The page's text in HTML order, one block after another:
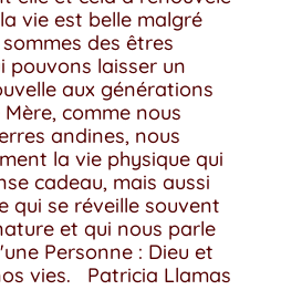
vie est belle malgré
des êtres
laisser un
aux générations
comme nous
andines, nous
la vie physique qui
cadeau, mais aussi
qui se réveille souvent
et qui nous parle
Personne : Dieu et
vies. Patricia Llamas